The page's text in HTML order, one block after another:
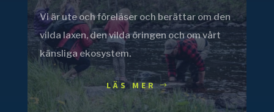
Vi är ute och föreläser och berättar om den
vilda laxen, den vilda öringen och om vårt
känsliga ekosystem.
LÄS MER